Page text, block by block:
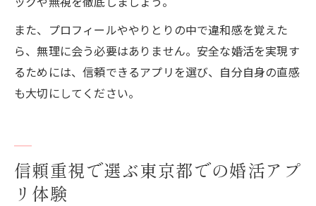
また、プロフィールややりとりの中で違和感を覚えた
ら、無理に会う必要はありません。安全な婚活を実現す
るためには、信頼できるアプリを選び、自分自身の直感
も大切にしてください。
信頼重視で選ぶ東京都での婚活アプ
リ体験